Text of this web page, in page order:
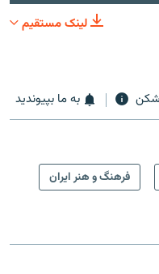
لینک مستقیم
به ما بپیوندید
فرهنگ و هنر ایران